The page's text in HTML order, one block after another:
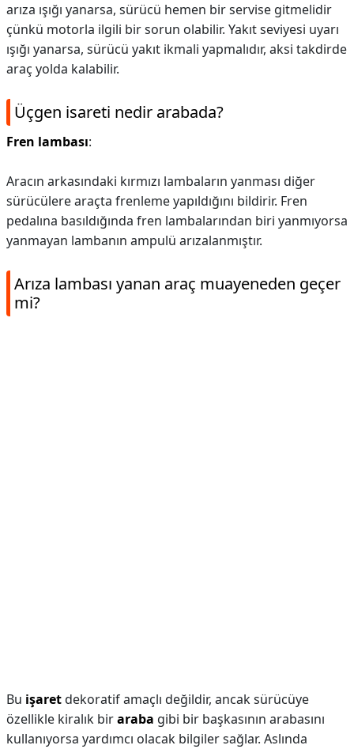
arıza ışığı yanarsa, sürücü hemen bir servise gitmelidir
çünkü motorla ilgili bir sorun olabilir. Yakıt seviyesi uyarı
ışığı yanarsa, sürücü yakıt ikmali yapmalıdır, aksi takdirde
araç yolda kalabilir.
Üçgen isareti nedir arabada?
Fren lambası:
Aracın arkasındaki kırmızı lambaların yanması diğer
sürücülere araçta frenleme yapıldığını bildirir. Fren
pedalına basıldığında fren lambalarından biri yanmıyorsa
yanmayan lambanın ampulü arızalanmıştır.
Arıza lambası yanan araç muayeneden geçer
mi?
Bu işaretdekoratif amaçlı değildir, ancak sürücüye
özellikle kiralık biraraba gibi bir başkasının arabasını
kullanıyorsa yardımcı olacak bilgiler sağlar. Aslında